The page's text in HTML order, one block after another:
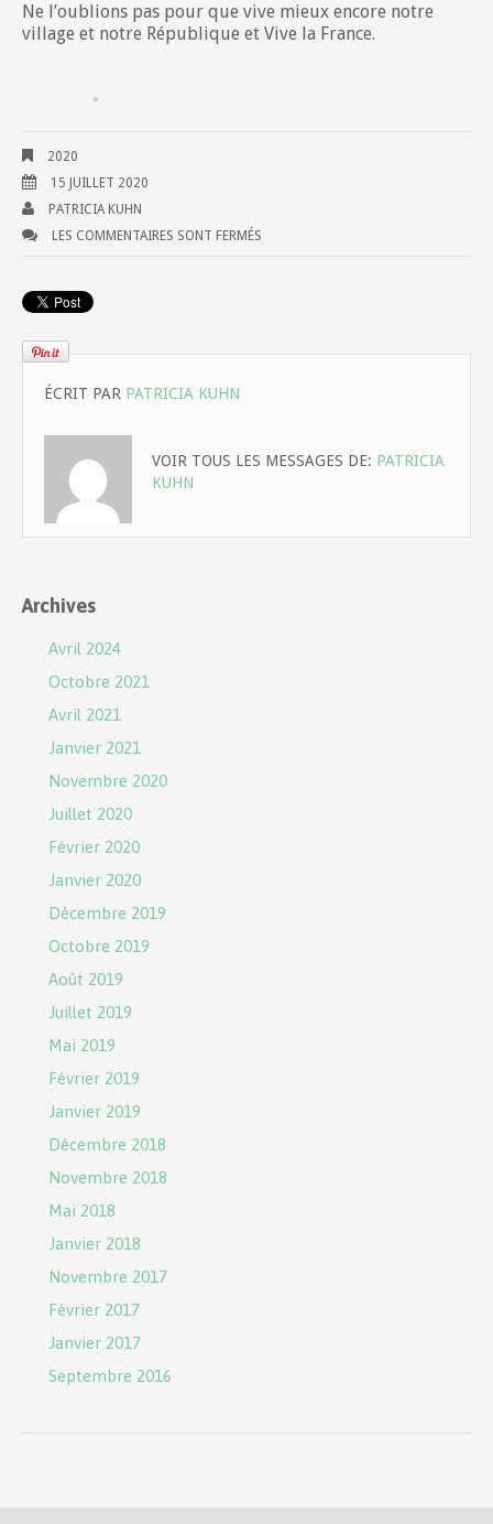
Ne l’oublions pas pour que vive mieux encore notre
village et notre République et Vive la France.
2020
15 JUILLET 2020
PATRICIA KUHN
LES COMMENTAIRES SONT FERMÉS
ÉCRIT PAR PATRICIA KUHN
VOIR TOUS LES MESSAGES DE: PATRICIA
KUHN
Archives
Avril 2024
Octobre 2021
Avril 2021
Janvier 2021
Novembre 2020
Juillet 2020
Février 2020
Janvier 2020
Décembre 2019
Octobre 2019
Août 2019
Juillet 2019
Mai 2019
Février 2019
Janvier 2019
Décembre 2018
Novembre 2018
Mai 2018
Janvier 2018
Novembre 2017
Février 2017
Janvier 2017
Septembre 2016